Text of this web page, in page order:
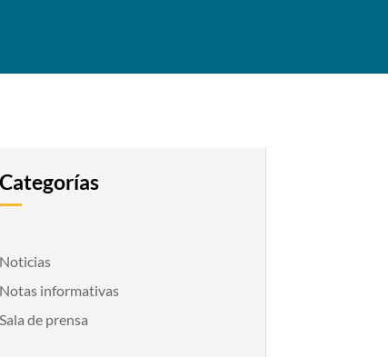
Categorías
Noticias
Notas informativas
Sala de prensa